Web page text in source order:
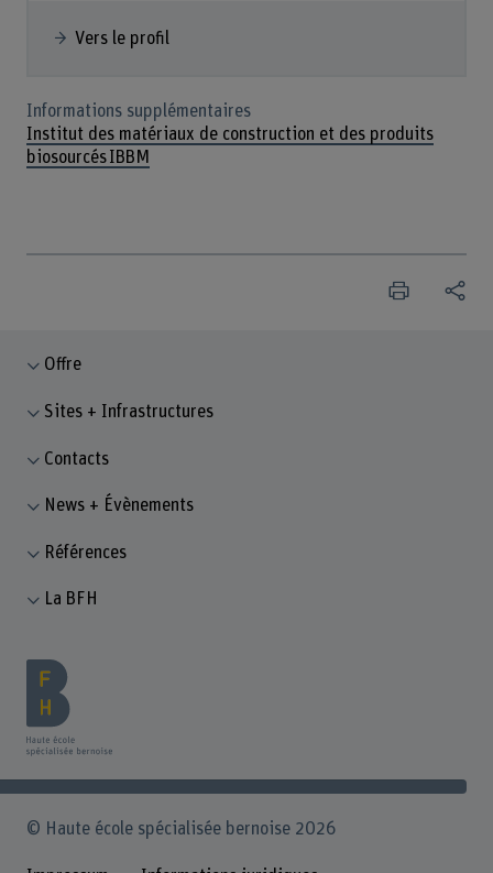
Vers le profil
Informations supplémentaires
Institut des matériaux de construction et des produits
biosourcés IBBM
Offre
Sites + Infrastructures
Contacts
News + Évènements
Références
La BFH
© Haute école spécialisée bernoise 2026